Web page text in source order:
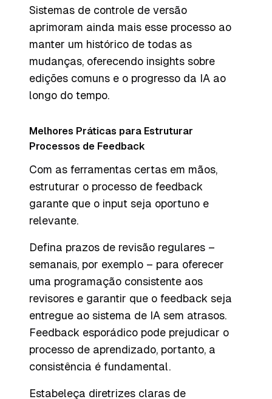
Sistemas de controle de versão
aprimoram ainda mais esse processo ao
manter um histórico de todas as
mudanças, oferecendo insights sobre
edições comuns e o progresso da IA ao
longo do tempo.
Melhores Práticas para Estruturar
Processos de Feedback
Com as ferramentas certas em mãos,
estruturar o processo de feedback
garante que o input seja oportuno e
relevante.
Defina prazos de revisão regulares –
semanais, por exemplo – para oferecer
uma programação consistente aos
revisores e garantir que o feedback seja
entregue ao sistema de IA sem atrasos.
Feedback esporádico pode prejudicar o
processo de aprendizado, portanto, a
consistência é fundamental.
Estabeleça diretrizes claras de